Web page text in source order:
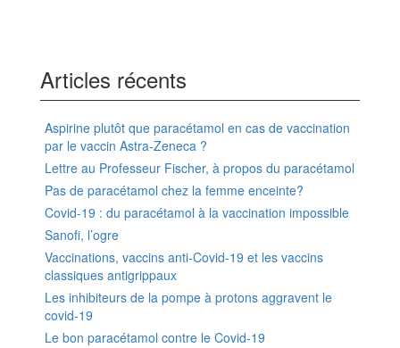
Articles récents
Aspirine plutôt que paracétamol en cas de vaccination
par le vaccin Astra-Zeneca ?
Lettre au Professeur Fischer, à propos du paracétamol
Pas de paracétamol chez la femme enceinte?
Covid-19 : du paracétamol à la vaccination impossible
Sanofi, l’ogre
Vaccinations, vaccins anti-Covid-19 et les vaccins
classiques antigrippaux
Les inhibiteurs de la pompe à protons aggravent le
covid-19
Le bon paracétamol contre le Covid-19